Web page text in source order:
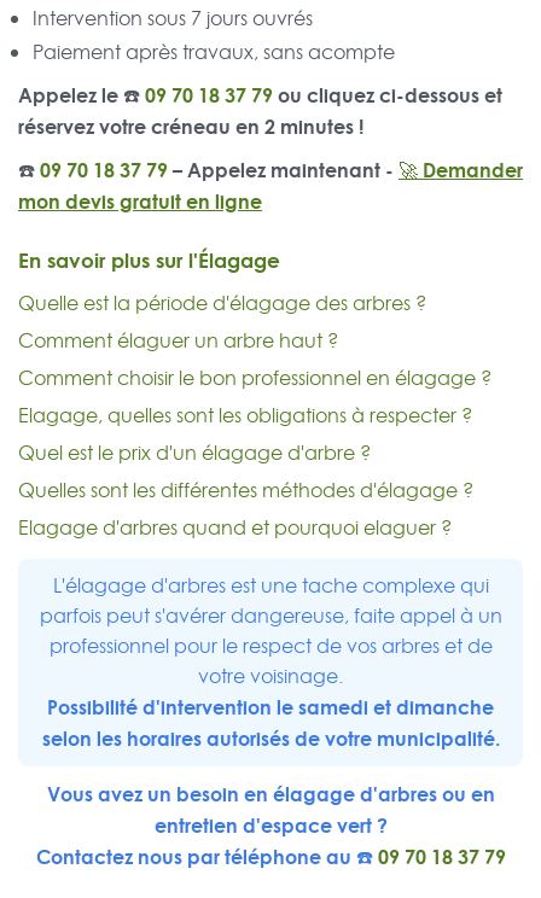
Intervention sous 7 jours ouvrés
Paiement après travaux, sans acompte
Appelez le ☎️09 70 18 37 79ou cliquez ci-dessous et
réservez votre créneau en 2 minutes !
☎️09 70 18 37 79– Appelez maintenant - 🚀 Demander
mon devis gratuit en ligne
En savoir plus sur l'Élagage
Quelle est la période d'élagage des arbres ?
Comment élaguer un arbre haut ?
Comment choisir le bon professionnel en élagage ?
Elagage, quelles sont les obligations à respecter ?
Quel est le prix d'un élagage d'arbre ?
Quelles sont les différentes méthodes d'élagage ?
Elagage d'arbres quand et pourquoi elaguer ?
L'élagage d'arbres est une tache complexe qui
parfois peut s'avérer dangereuse, faite appel à un
professionnel pour le respect de vos arbres et de
votre voisinage.
Possibilité d'intervention le samedi et dimanche
selon les horaires autorisés de votre municipalité.
Vous avez un besoin en élagage d'arbres ou en
entretien d'espace vert ?
Contactez nous par téléphone au ☎️09 70 18 37 79